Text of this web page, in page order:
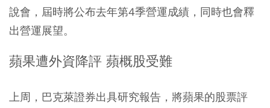
說會，屆時將公布去年第4季營運成績，同時也會釋
出營運展望。
蘋果遭外資降評 蘋概股受難
上周，巴克萊證券出具研究報告，將蘋果的股票評